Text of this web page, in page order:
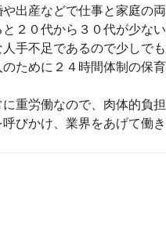
出産などで仕事と家庭の
２０代から３０代が少ない
手不足であるので少しで
ために２４時間体制の保
重労働なので、肉体的負
びかけ、業界をあげて働